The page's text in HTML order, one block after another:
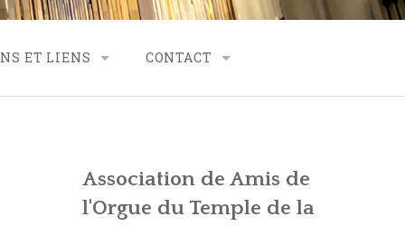
ET LIENS CONTACT
CONTACT – GÉNÉRALITÉS
Association de Amis de
l'Orgue du Temple de la